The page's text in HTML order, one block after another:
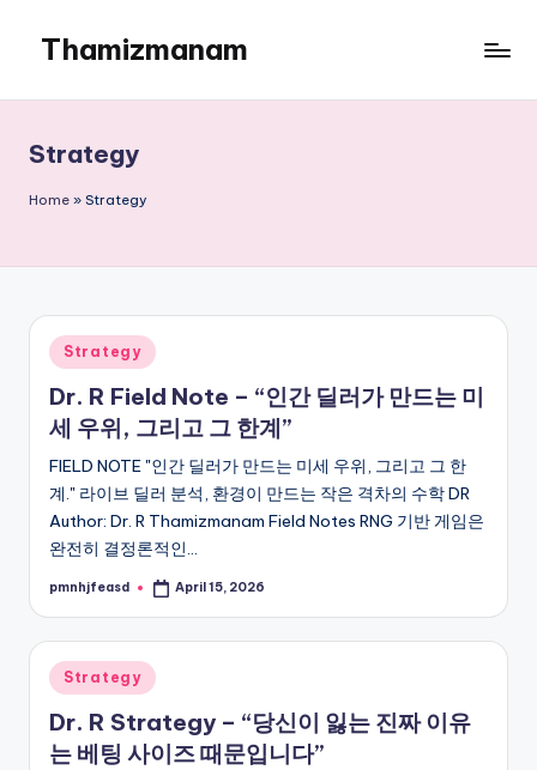
content
Thamizmanam
Strategy
Home » Strategy
Posted
in
Strategy
Dr. R Field Note – “인간 딜러가 만드는 미
세 우위, 그리고 그 한계”
FIELD NOTE "인간 딜러가 만드는 미세 우위, 그리고 그 한
계." 라이브 딜러 분석, 환경이 만드는 작은 격차의 수학 DR
Author: Dr. R Thamizmanam Field Notes RNG 기반 게임은
완전히 결정론적인…
Posted
pmnhjfeasd April 15, 2026
Posted
in
Strategy
Dr. R Strategy – “당신이 잃는 진짜 이유
는 베팅 사이즈 때문입니다”